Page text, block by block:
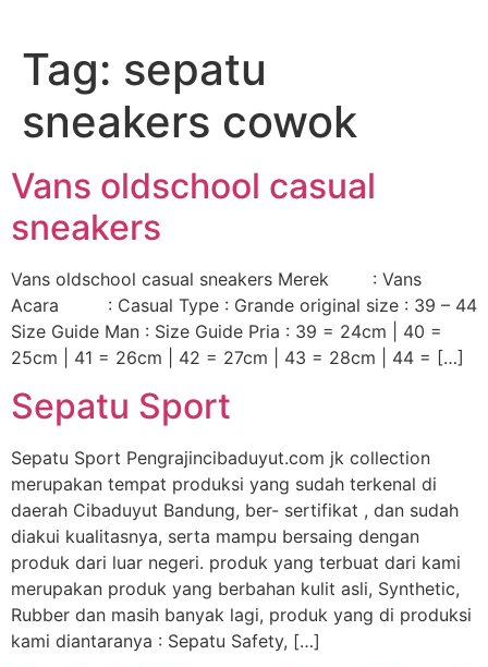
konten
Tag: sepatu
sneakers cowok
Vans oldschool casual
sneakers
Vans oldschool casual sneakers Merek : Vans
Acara : Casual Type : Grande original size : 39 – 44
Size Guide Man : Size Guide Pria : 39 = 24cm | 40 =
25cm | 41 = 26cm | 42 = 27cm | 43 = 28cm | 44 = […]
Sepatu Sport
Sepatu Sport Pengrajincibaduyut.com jk collection
merupakan tempat produksi yang sudah terkenal di
daerah Cibaduyut Bandung, ber- sertifikat , dan sudah
diakui kualitasnya, serta mampu bersaing dengan
produk dari luar negeri. produk yang terbuat dari kami
merupakan produk yang berbahan kulit asli, Synthetic,
Rubber dan masih banyak lagi, produk yang di produksi
kami diantaranya : Sepatu Safety, […]